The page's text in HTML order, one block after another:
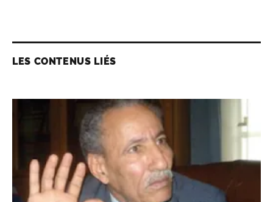
LES CONTENUS LIÉS